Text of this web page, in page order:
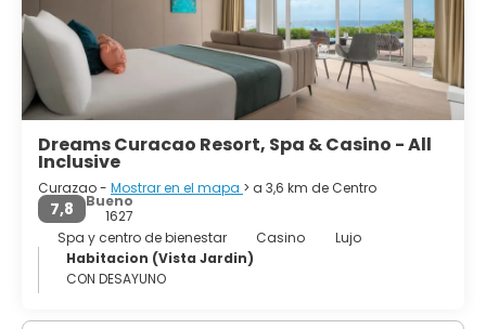
Dreams Curacao Resort, Spa & Casino - All
Inclusive
Curazao - Mostrar en el mapa > a 3,6 km de Centro
7,8
Bueno
1627
Spa y centro de bienestar
Casino
Lujo
Habitacion (Vista Jardin)
CON DESAYUNO